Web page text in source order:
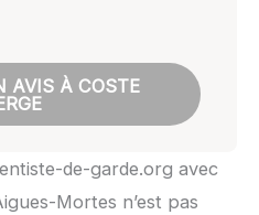
AVIS À COSTE
de-garde.org avec
Mortes n’est pas